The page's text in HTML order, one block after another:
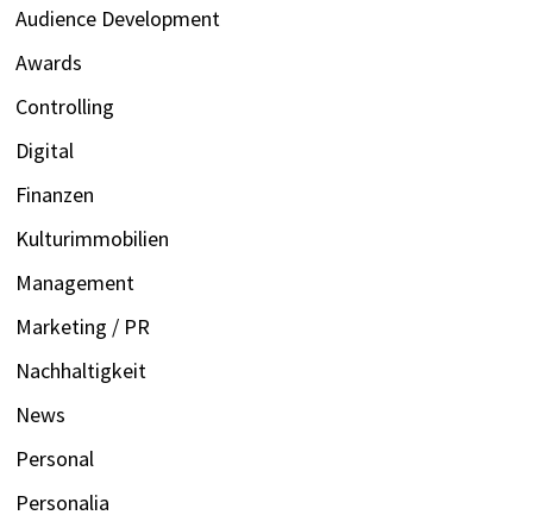
Audience Development
Awards
Controlling
Digital
Finanzen
Kulturimmobilien
Management
Marketing / PR
Nachhaltigkeit
News
Personal
Personalia